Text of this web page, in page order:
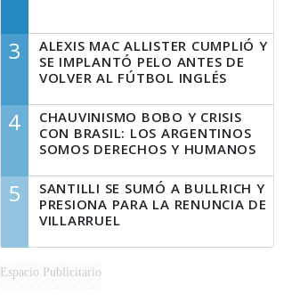
3
ALEXIS MAC ALLISTER CUMPLIÓ Y
SE IMPLANTÓ PELO ANTES DE
VOLVER AL FÚTBOL INGLÉS
4
CHAUVINISMO BOBO Y CRISIS
CON BRASIL: LOS ARGENTINOS
SOMOS DERECHOS Y HUMANOS
5
SANTILLI SE SUMÓ A BULLRICH Y
PRESIONA PARA LA RENUNCIA DE
VILLARRUEL
Espacio Publicitario